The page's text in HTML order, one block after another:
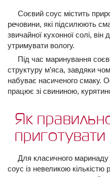
Соєвий соус містить
речовини, які підсилюють
звичайної кухонної солі,
утримувати вологу.
Під час маринування
структуру м’яса, завдяки
набуває насиченого смаку.
працює зі свининою,
Як
Для класичного
соус із невеликою кількістю